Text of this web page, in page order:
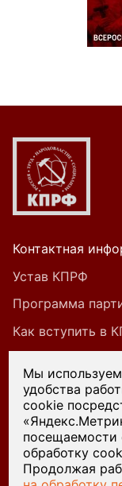
Контактная
Устав КПРФ
Программа
Как вступить в
При
материалов,
сайта kprf45.ru,
Мы
удобства
cookie
посещаемости
обработку
Продолжая